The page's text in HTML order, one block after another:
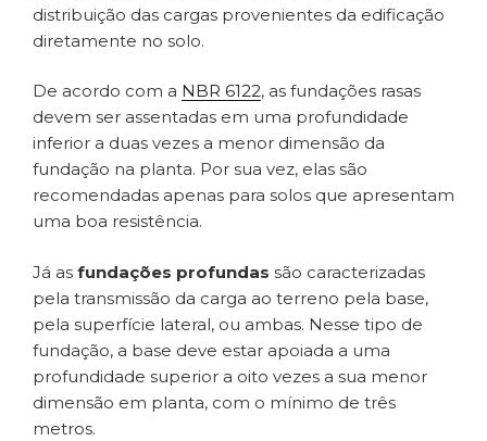
distribuição das cargas provenientes da edificação
diretamente no solo.
De acordo com a NBR 6122, as fundações rasas
devem ser assentadas em uma profundidade
inferior a duas vezes a menor dimensão da
fundação na planta. Por sua vez, elas são
recomendadas apenas para solos que apresentam
uma boa resistência.
Já as fundações profundas são caracterizadas
pela transmissão da carga ao terreno pela base,
pela superfície lateral, ou ambas. Nesse tipo de
fundação, a base deve estar apoiada a uma
profundidade superior a oito vezes a sua menor
dimensão em planta, com o mínimo de três
metros.